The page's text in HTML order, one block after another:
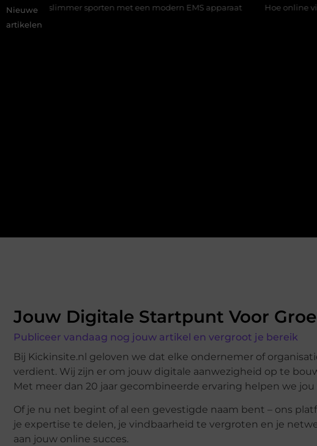
Nieuwe
artikelen
sporten met een modern EMS apparaat Hoe online
Jouw Digitale Startpunt Voor
Publiceer vandaag nog jouw artikel en vergroot je bereik
Bij Kickinsite.nl geloven we dat elke ondernemer of
verdient. Wij zijn er om jouw digitale aanwezigheid op te
Met meer dan 20 jaar gecombineerde ervaring helpen we
Of je nu net begint of al een gevestigde naam bent – ons
je expertise te delen, je vindbaarheid te vergroten en je
aan jouw online succes.